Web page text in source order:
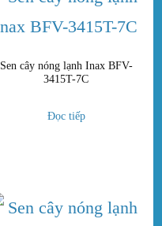
Sen cây nóng lạnh Inax BFV-
3415T-7C
Đọc tiếp